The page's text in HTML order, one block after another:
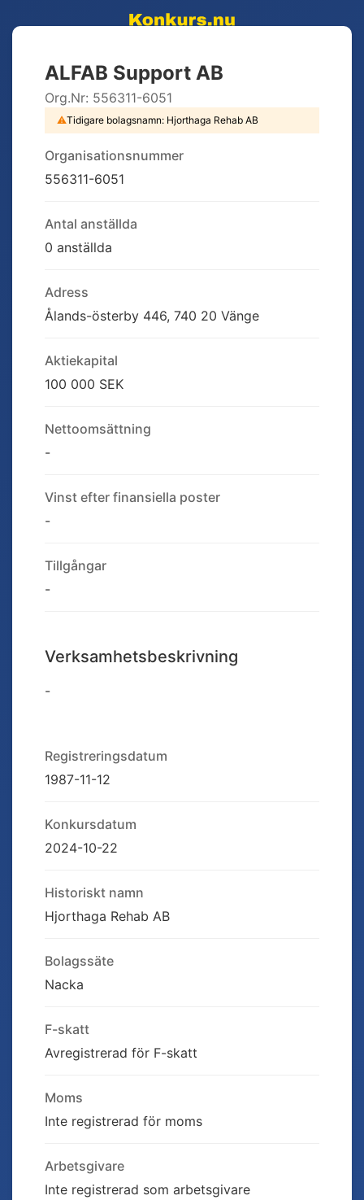
ALFAB Support AB
Org.Nr: 556311-6051
⚠Tidigare bolagsnamn: Hjorthaga Rehab AB
Organisationsnummer
556311-6051
Antal anställda
0 anställda
Adress
Ålands-österby 446, 740 20 Vänge
Aktiekapital
100 000 SEK
Nettoomsättning
-
Vinst efter finansiella poster
-
Tillgångar
-
Verksamhetsbeskrivning
-
Registreringsdatum
1987-11-12
Konkursdatum
2024-10-22
Historiskt namn
Hjorthaga Rehab AB
Bolagssäte
Nacka
F-skatt
Avregistrerad för F-skatt
Moms
Inte registrerad för moms
Arbetsgivare
Inte registrerad som arbetsgivare